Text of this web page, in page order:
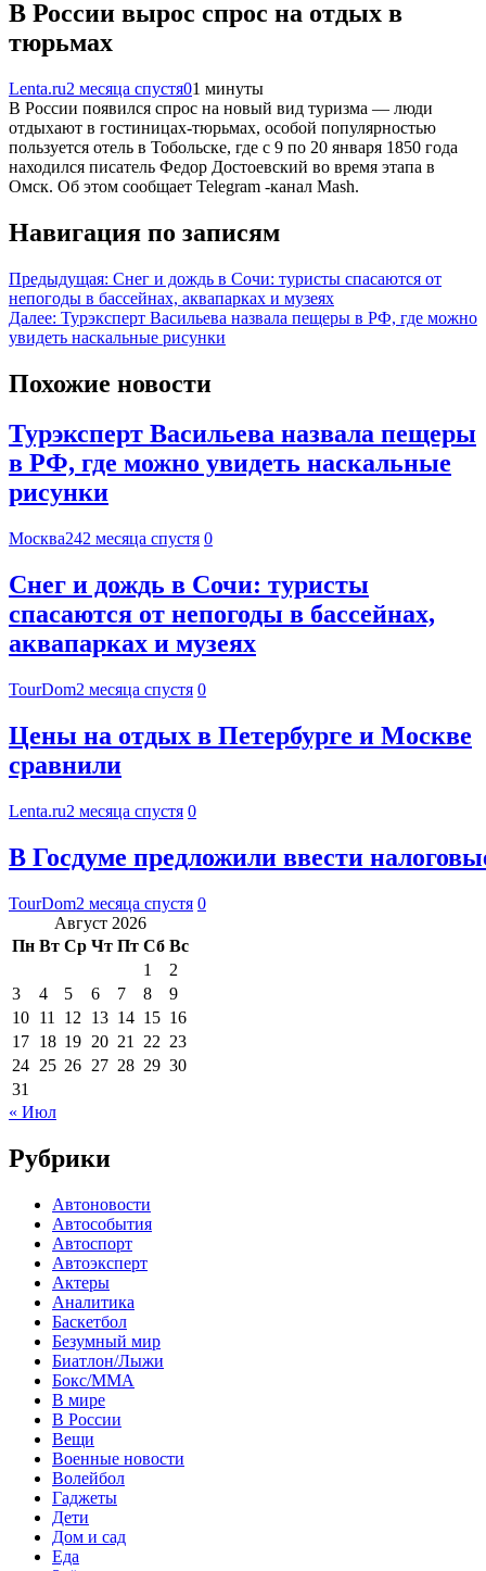
В России вырос спрос на отдых в
тюрьмах
Lenta.ru2 месяца спустя01 минуты
В России появился спрос на новый вид туризма — люди
отдыхают в гостиницах-тюрьмах, особой популярностью
пользуется отель в Тобольске, где с 9 по 20 января 1850 года
находился писатель Федор Достоевский во время этапа в
Омск. Об этом сообщает Telegram -канал Mash.
Навигация по записям
Предыдущая: Снег и дождь в Сочи: туристы спасаются от
непогоды в бассейнах, аквапарках и музеях
Далее: Турэксперт Васильева назвала пещеры в РФ, где можно
увидеть наскальные рисунки
Похожие новости
Турэксперт Васильева назвала пещеры
в РФ, где можно увидеть наскальные
рисунки
Москва242 месяца спустя 0
Снег и дождь в Сочи: туристы
спасаются от непогоды в бассейнах,
аквапарках и музеях
TourDom2 месяца спустя 0
Цены на отдых в Петербурге и Москве
сравнили
Lenta.ru2 месяца спустя 0
В Госдуме предложили ввести
TourDom2 месяца спустя 0
Август 2026
Пн Вт Ср Чт Пт Сб Вс
1
2
3
4 5 6 7 8
9
10 11 12 13 14 15 16
17 18 19 20 21 22 23
24 25 26 27 28 29 30
31
« Июл
Рубрики
Автоновости
Автособытия
Автоспорт
Автоэксперт
Актеры
Аналитика
Баскетбол
Безумный мир
Биатлон/Лыжи
Бокс/MMA
В мире
В России
Вещи
Военные новости
Волейбол
Гаджеты
Дети
Дом и сад
Еда